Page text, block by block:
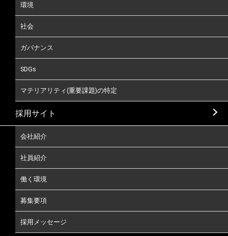
環境
社会
ガバナンス
SDGs
マテリアリティ(重要課題)の特定
採用サイト
会社紹介
社員紹介
働く環境
募集要項
採用メッセージ